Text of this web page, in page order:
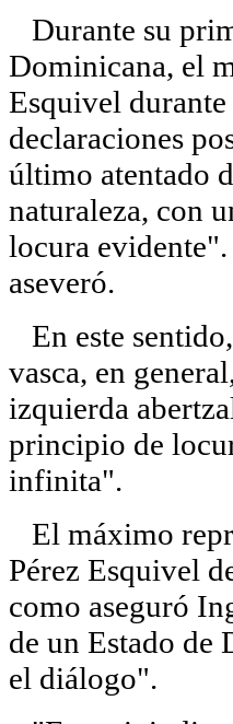
Durante su
Dominicana, el
Esquivel
declaraciones
último atentado
naturaleza, con
locura
aseveró.
En este
vasca, en
izquierda
principio de
infinita".
El máximo
Pérez Esquivel
como aseguró
de un Estado de
el diálogo".